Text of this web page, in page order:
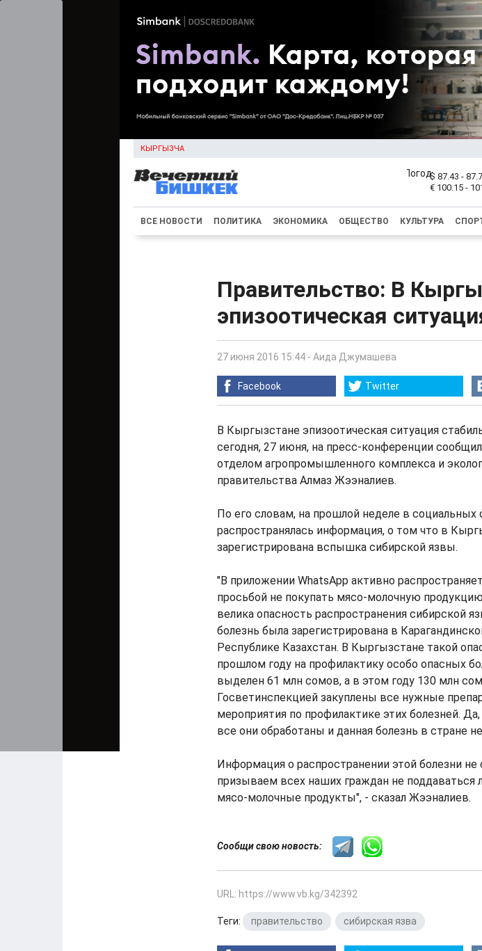
КЫРГЫЗЧА
$ 87.43 -
€ 100.15 -
ВСЕ НОВОСТИ ПОЛИТИКА ЭКОНОМИКА ОБЩЕСТВО КУЛЬТУРА
Правительство: В
эпизоотическая
27 июня 2016 15:44 - Аида Джумашева
Facebook Twitter
В Кыргызстане эпизоотическая ситуация
сегодня, 27 июня, на пресс-конференции
отделом агропромышленного комплекса и
правительства Алмаз Жээналиев.
По его словам, на прошлой неделе в социальных
распространялась информация, о том что в
зарегистрирована вспышка сибирской язвы.
"В приложении WhatsApp активно
просьбой не покупать мясо-молочную
велика опасность распространения сибирской
болезнь была зарегистрирована в
Республике Казахстан. В Кыргызстане такой
прошлом году на профилактику особо опасных
выделен 61 млн сомов, а в этом году 130 млн
Госветинспекцией закуплены все нужные
мероприятия по профилактике этих болезней.
все они обработаны и данная болезнь в стране
Информация о распространении этой болезни
призываем всех наших граждан не поддаваться
мясо-молочные продукты", - сказал Жээналиев.
Сообщи свою новость:
URL: https://www.vb.kg/342392
Теги: правительство сибирская язва